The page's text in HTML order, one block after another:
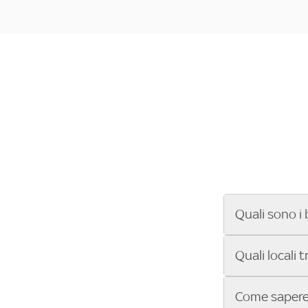
Quali sono i
Se cerchi un
ENILIVE, la
Sky Bar ti
Quali locali
Vuoi sapere
Come